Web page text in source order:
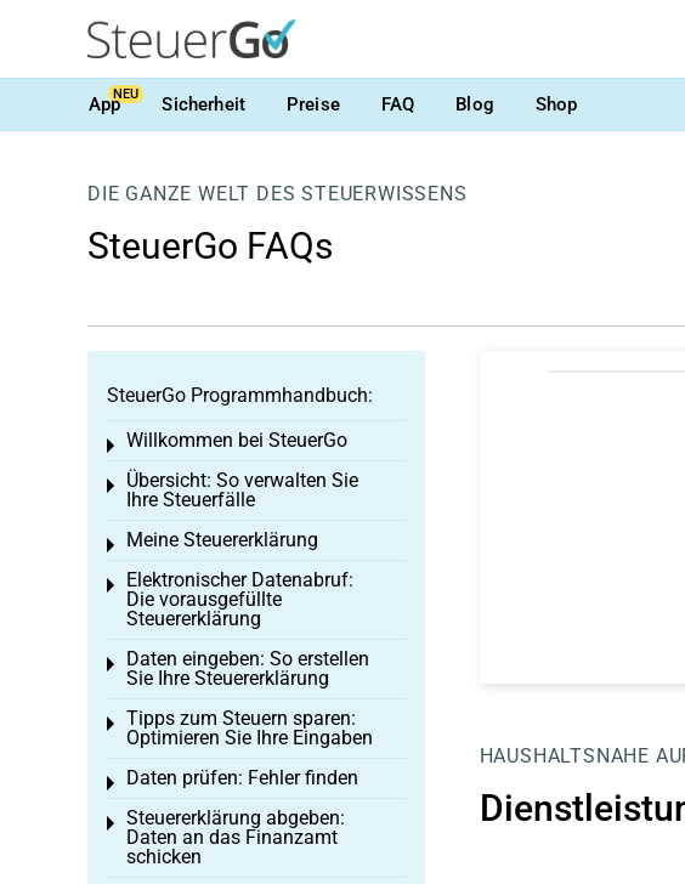
AppNEU Sicherheit Preise FAQ Blog Shop
DIE GANZE WELT DES STEUERWISSENS
SteuerGo FAQs
HAUSHALTSNAHE
SteuerGo Programmhandbuch:
Willkommen bei SteuerGo
Toggle menu
Übersicht: So verwalten Sie
Ihre Steuerfälle
Toggle menu
Meine Steuererklärung
Toggle menu
Elektronischer Datenabruf:
Die vorausgefüllte
Steuererklärung
Toggle menu
Daten eingeben: So erstellen
Sie Ihre Steuererklärung
Toggle menu
Tipps zum Steuern sparen:
Optimieren Sie Ihre Eingaben
Toggle menu
Daten prüfen: Fehler finden
Toggle menu
Steuererklärung abgeben:
Daten an das Finanzamt
schicken
Toggle menu